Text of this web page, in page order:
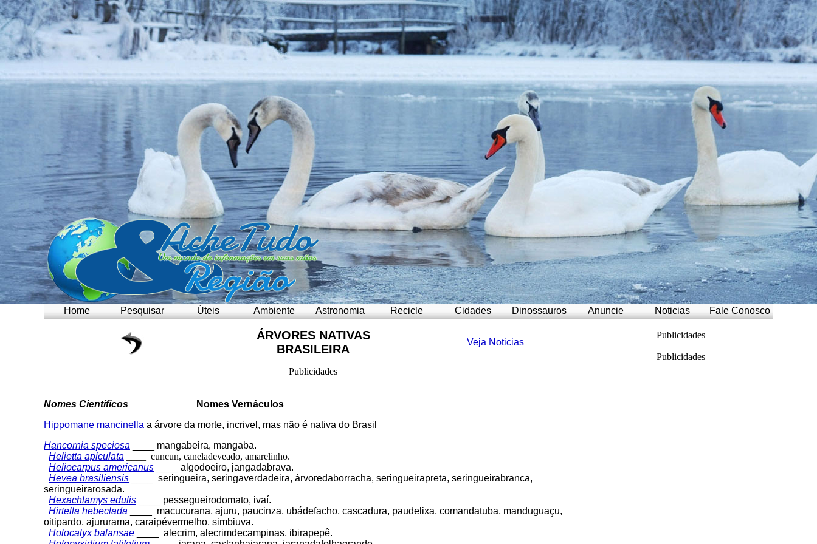
Home Pesquisar Úteis Ambiente Astronomia Recicle Cidades Dinossauros Anuncie Noticias Fale Conosco
ÁRVORES NATIVAS
BRASILEIRA
Veja Noticias
Publicidades
Nomes Científicos Nomes Vernáculos
Hippomane mancinella a árvore da morte, incrivel, mas não é nativa do Brasil
Hancornia speciosa ____ mangabeira, mangaba.
Helietta apiculata
____ cuncun, caneladeveado, amarelinho.
Heliocarpus americanus ____ algodoeiro, jangadabrava.
Hevea brasiliensis
____ seringueira, seringaverdadeira, árvoredaborracha, seringueirapreta, seringueirabranca,
seringueirarosada.
Hexachlamys edulis ____ pessegueirodomato, ivaí.
Hirtella hebeclada
____ macucurana, ajuru, paucinza, ubádefacho, cascadura, paudelixa, comandatuba, manduguaçu,
oitipardo, ajururama, caraipévermelho, simbiuva.
Holocalyx balansae
____ alecrim, alecrimdecampinas, ibirapepê.
Publicidades
Publicidades